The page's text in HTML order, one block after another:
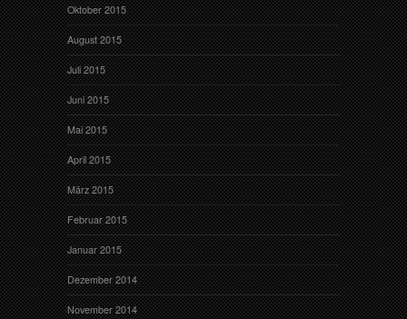
Oktober 2015
August 2015
Juli 2015
Juni 2015
Mai 2015
April 2015
März 2015
Februar 2015
Januar 2015
Dezember 2014
November 2014